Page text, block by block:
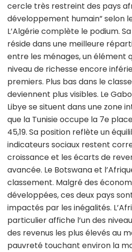
cercle très restreint des pays
développement humain” selon
L’Algérie complète le podium.
réside dans une meilleure
entre les ménages, un élément
niveau de richesse encore
premiers. Plus bas dans le
deviennent plus visibles. Le
Libye se situent dans une zone
que la Tunisie occupe la 7e
45,19. Sa position reflète un
indicateurs sociaux restent
croissance et les écarts de
avancée. Le Botswana et
classement. Malgré des
développées, ces deux pays
impactés par les inégalités.
particulier affiche l’un des
des revenus les plus élevés au
pauvreté touchant environ la